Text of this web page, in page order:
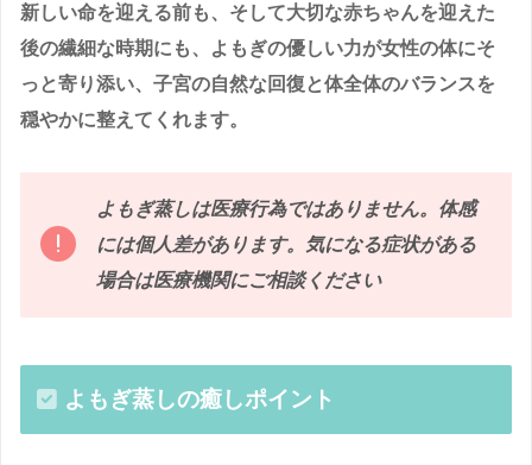
新しい命を迎える前も、そして大切な赤ちゃんを迎えた
後の繊細な時期にも、よもぎの優しい力が女性の体にそ
っと寄り添い、子宮の自然な回復と体全体のバランスを
穏やかに整えてくれます。
よもぎ蒸しは医療行為ではありません。体感
には個人差があります。気になる症状がある
場合は医療機関にご相談ください
よもぎ蒸しの癒しポイント